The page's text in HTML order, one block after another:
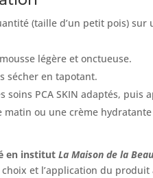
(taille d’un petit pois) sur
légère et onctueuse.
sécher en tapotant.
soins PCA SKIN adaptés, puis
matin ou une crème
en institut La Maison de la
et l’application du produit